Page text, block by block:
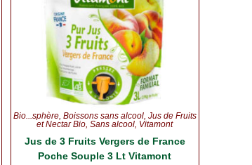
Bio...sphère, Boissons sans alcool, Jus de Fruits
et Nectar Bio,Sans alcool, Vitamont
Jus de 3 Fruits Vergers de France
Poche Souple 3 Lt Vitamont